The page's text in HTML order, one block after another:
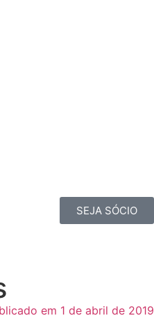
SEJA SÓCIO
em 1 de abril de 2019